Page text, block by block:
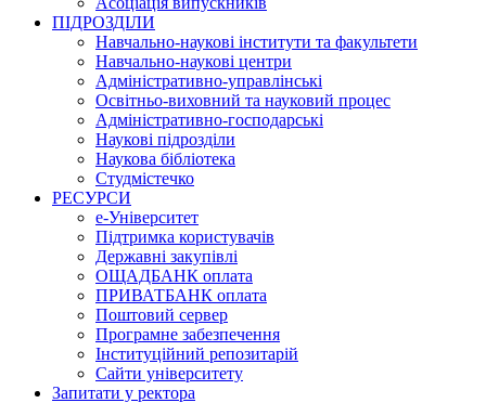
ПІДРОЗДІЛИ
Навчально-наукові інститути та факультети
Навчально-наукові центри
Адміністративно-управлінські
Освітньо-виховний та науковий процес
Адміністративно-господарські
Наукові підрозділи
Наукова бібліотека
Студмістечко
РЕСУРСИ
е-Університет
Підтримка користувачів
Державні закупівлі
ОЩАДБАНК оплата
ПРИВАТБАНК оплата
Поштовий сервер
Програмне забезпечення
Інституційний репозитарій
Сайти університету
Запитати у ректора